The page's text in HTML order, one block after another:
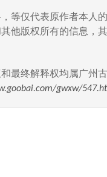
等仅代表原作者本人
他版权所有的信息，
最终解释权均属广州
gwxw/